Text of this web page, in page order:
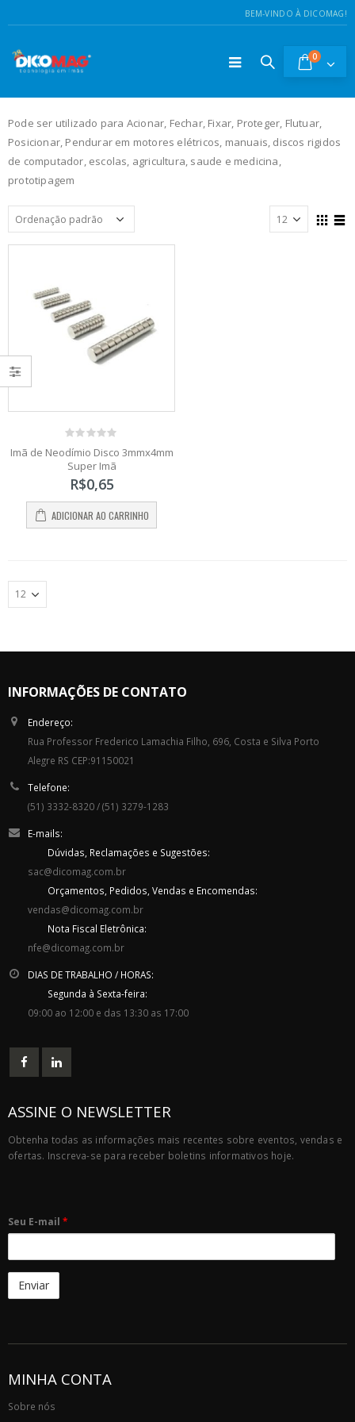
BEM-VINDO À DICOMAG!
0
Pode ser utilizado para Acionar, Fechar, Fixar, Proteger, Flutuar,
Posicionar, Pendurar em motores elétricos, manuais, discos rigidos
de computador, escolas, agricultura, saude e medicina,
prototipagem
0
out
of
5
Imã de Neodímio Disco 3mmx4mm
Super Imã
R$0,65
ADICIONAR AO CARRINHO
INFORMAÇÕES DE CONTATO
Endereço:
Rua Professor Frederico Lamachia Filho, 696, Costa e Silva Porto
Alegre RS CEP:91150021
Telefone:
(51) 3332-8320 / (51) 3279-1283
E-mails:
Dúvidas, Reclamações e Sugestões:
sac@dicomag.com.br
Orçamentos, Pedidos, Vendas e Encomendas:
vendas@dicomag.com.br
Nota Fiscal Eletrônica:
nfe@dicomag.com.br
DIAS DE TRABALHO / HORAS:
Segunda à Sexta-feira:
09:00 ao 12:00 e das 13:30 as 17:00
ASSINE O NEWSLETTER
Obtenha todas as informações mais recentes sobre eventos, vendas e
ofertas. Inscreva-se para receber boletins informativos hoje.
Seu E-mail *
MINHA CONTA
Sobre nós